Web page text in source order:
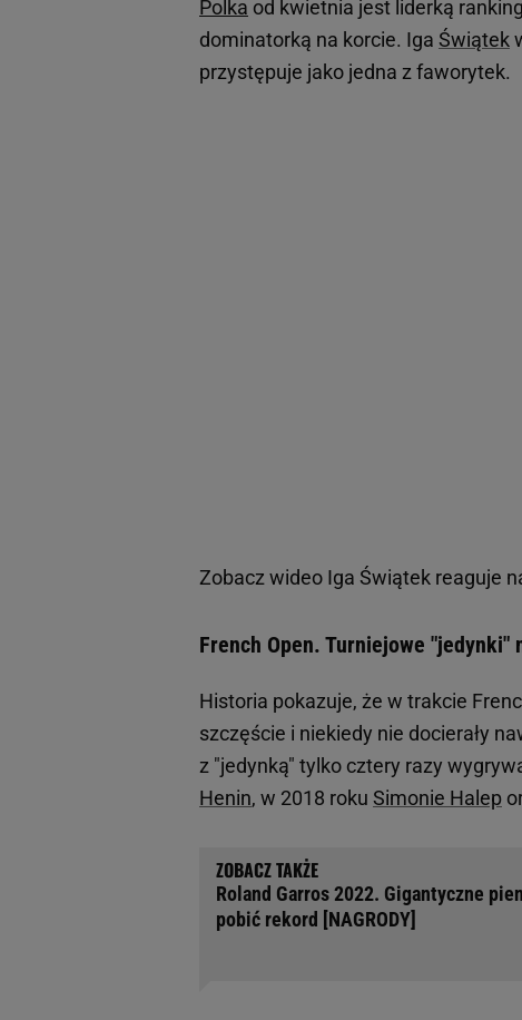
Polka od kwietnia jest liderką
dominatorką na korcie. Iga Świątek
przystępuje jako jedna z faworytek.
Zobacz wideo Iga Świątek reaguje
French Open. Turniejowe "jedynki"
Historia pokazuje, że w trakcie
szczęście i niekiedy nie docierały
z "jedynką" tylko cztery razy
Henin, w 2018 roku Simonie Halep
Roland Garros 2022. Gigantyczne
pobić rekord [NAGRODY]